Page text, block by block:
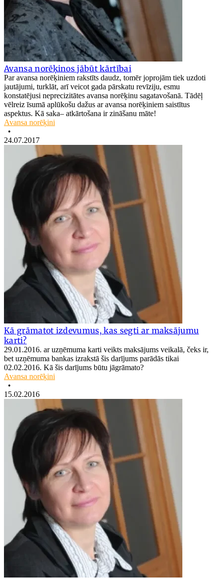
Avansa norēķinos jābūt kārtībai
Par avansa norēķiniem rakstīts daudz, tomēr joprojām tiek uzdoti
jautājumi, turklāt, arī veicot gada pārskatu revīziju, esmu
konstatējusi neprecizitātes avansa norēķinu sagatavošanā. Tādēļ
vēlreiz īsumā aplūkošu dažus ar avansa norēķiniem saistītus
aspektus. Kā saka– atkārtošana ir zināšanu māte!
Avansa norēķini
•
24.07.2017
Kā grāmatot izdevumus, kas segti ar maksājumu
karti?
29.01.2016. ar uzņēmuma karti veikts maksājums veikalā, čeks ir,
bet uzņēmuma bankas izrakstā šis darījums parādās tikai
02.02.2016. Kā šis darījums būtu jāgrāmato?
Avansa norēķini
•
15.02.2016